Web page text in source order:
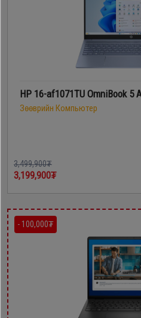
HP 16-af1071TU OmniBook
Зөөврийн Компьютер
3,499,900₮
3,199,900₮
- 100,000₮